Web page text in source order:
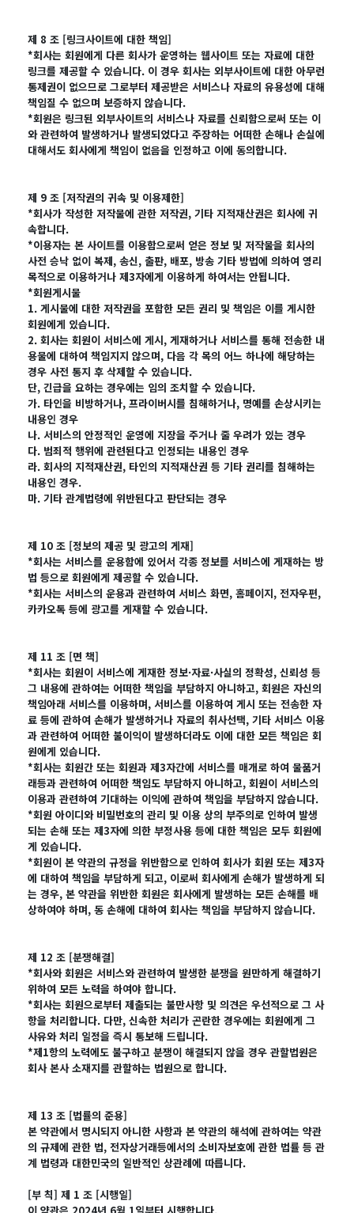
제 8 조 [링크사이트에 대한 책임]
*회사는 회원에게 다른 회사가 운영하는 웹사이트 또는 자료에 대한
링크를 제공할 수 있습니다. 이 경우 회사는 외부사이트에 대한 아무런
통제권이 없으므로 그로부터 제공받은 서비스나 자료의 유용성에 대해
책임질 수 없으며 보증하지 않습니다.
*회원은 링크된 외부사이트의 서비스나 자료를 신뢰함으로써 또는 이
와 관련하여 발생하거나 발생되었다고 주장하는 어떠한 손해나 손실에
대해서도 회사에게 책임이 없음을 인정하고 이에 동의합니다.
제 9 조 [저작권의 귀속 및 이용제한]
*회사가 작성한 저작물에 관한 저작권, 기타 지적재산권은 회사에 귀
속합니다.
*이용자는 본 사이트를 이용함으로써 얻은 정보 및 저작물을 회사의
사전 승낙 없이 복제, 송신, 출판, 배포, 방송 기타 방법에 의하여 영리
목적으로 이용하거나 제3자에게 이용하게 하여서는 안됩니다.
*회원게시물
1. 게시물에 대한 저작권을 포함한 모든 권리 및 책임은 이를 게시한
회원에게 있습니다.
2. 회사는 회원이 서비스에 게시, 게재하거나 서비스를 통해 전송한 내
용물에 대하여 책임지지 않으며, 다음 각 목의 어느 하나에 해당하는
경우 사전 통지 후 삭제할 수 있습니다.
단, 긴급을 요하는 경우에는 임의 조치할 수 있습니다.
가. 타인을 비방하거나, 프라이버시를 침해하거나, 명예를 손상시키는
내용인 경우
나. 서비스의 안정적인 운영에 지장을 주거나 줄 우려가 있는 경우
다. 범죄적 행위에 관련된다고 인정되는 내용인 경우
라. 회사의 지적재산권, 타인의 지적재산권 등 기타 권리를 침해하는
내용인 경우.
마. 기타 관계법령에 위반된다고 판단되는 경우
제 10 조 [정보의 제공 및 광고의 게재]
*회사는 서비스를 운용함에 있어서 각종 정보를 서비스에 게재하는 방
법 등으로 회원에게 제공할 수 있습니다.
*회사는 서비스의 운용과 관련하여 서비스 화면, 홈페이지, 전자우편,
카카오톡 등에 광고를 게재할 수 있습니다.
제 11 조 [면 책]
*회사는 회원이 서비스에 게재한 정보·자료·사실의 정확성, 신뢰성 등
그 내용에 관하여는 어떠한 책임을 부담하지 아니하고, 회원은 자신의
책임아래 서비스를 이용하며, 서비스를 이용하여 게시 또는 전송한 자
료 등에 관하여 손해가 발생하거나 자료의 취사선택, 기타 서비스 이용
과 관련하여 어떠한 불이익이 발생하더라도 이에 대한 모든 책임은 회
원에게 있습니다.
*회사는 회원간 또는 회원과 제3자간에 서비스를 매개로 하여 물품거
래등과 관련하여 어떠한 책임도 부담하지 아니하고, 회원이 서비스의
이용과 관련하여 기대하는 이익에 관하여 책임을 부담하지 않습니다.
*회원 아이디와 비밀번호의 관리 및 이용 상의 부주의로 인하여 발생
되는 손해 또는 제3자에 의한 부정사용 등에 대한 책임은 모두 회원에
게 있습니다.
*회원이 본 약관의 규정을 위반함으로 인하여 회사가 회원 또는 제3자
에 대하여 책임을 부담하게 되고, 이로써 회사에게 손해가 발생하게 되
는 경우, 본 약관을 위반한 회원은 회사에게 발생하는 모든 손해를 배
상하여야 하며, 동 손해에 대하여 회사는 책임을 부담하지 않습니다.
제 12 조 [분쟁해결]
*회사와 회원은 서비스와 관련하여 발생한 분쟁을 원만하게 해결하기
위하여 모든 노력을 하여야 합니다.
*회사는 회원으로부터 제출되는 불만사항 및 의견은 우선적으로 그 사
항을 처리합니다. 다만, 신속한 처리가 곤란한 경우에는 회원에게 그
사유와 처리 일정을 즉시 통보해 드립니다.
*제1항의 노력에도 불구하고 분쟁이 해결되지 않을 경우 관할법원은
회사 본사 소재지를 관할하는 법원으로 합니다.
제 13 조 [법률의 준용]
본 약관에서 명시되지 아니한 사항과 본 약관의 해석에 관하여는 약관
의 규제에 관한 법, 전자상거래등에서의 소비자보호에 관한 법률 등 관
계 법령과 대한민국의 일반적인 상관례에 따릅니다.
[부 칙] 제 1 조 [시행일]